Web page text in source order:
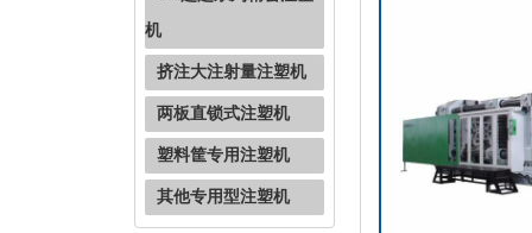
机
挤注大注射量注塑机
两板直锁式注塑机
塑料筐专用注塑机
其他专用型注塑机